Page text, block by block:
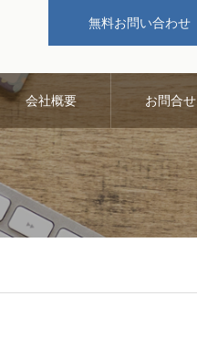
無料お問い合わせ
会社概要 お問合せ